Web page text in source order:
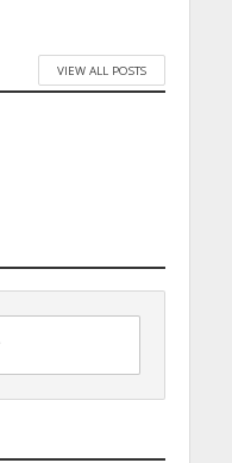
VIEW ALL POSTS